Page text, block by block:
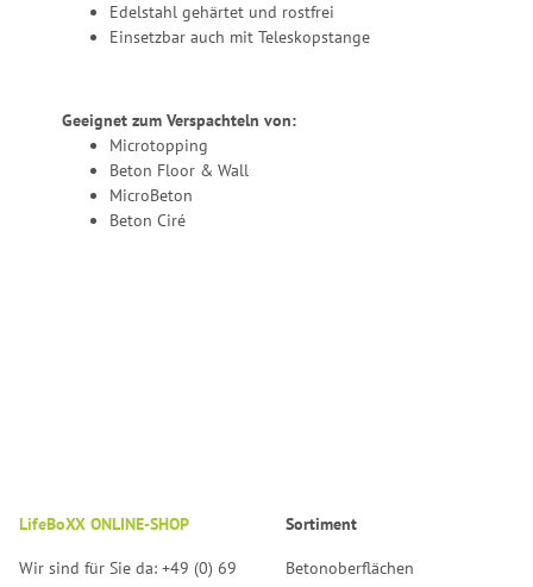
Edelstahl gehärtet und rostfrei
Einsetzbar auch mit Teleskopstange
Geeignet zum Verspachteln von:
Microtopping
Beton Floor & Wall
MicroBeton
Beton Ciré
LifeBoXX ONLINE-SHOP
Wir sind für Sie da: +49 (0) 69
Sortiment
Betonoberflächen